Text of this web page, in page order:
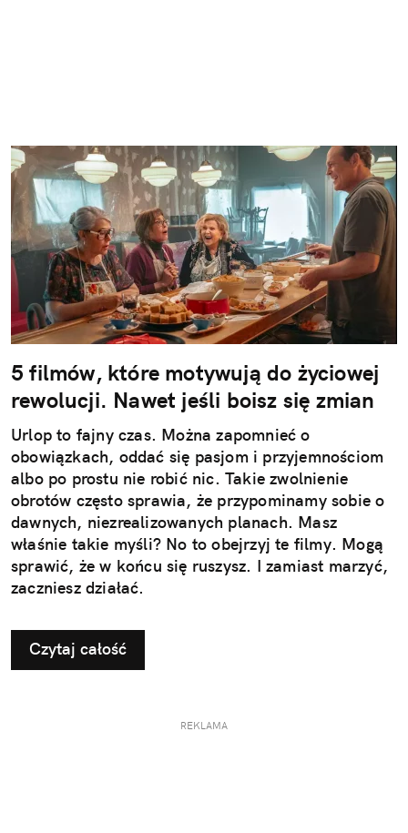
5 filmów, które motywują do życiowej
rewolucji. Nawet jeśli boisz się zmian
Urlop to fajny czas. Można zapomnieć o
obowiązkach, oddać się pasjom i przyjemnościom
albo po prostu nie robić nic. Takie zwolnienie
obrotów często sprawia, że przypominamy sobie o
dawnych, niezrealizowanych planach. Masz
właśnie takie myśli? No to obejrzyj te filmy. Mogą
sprawić, że w końcu się ruszysz. I zamiast marzyć,
zaczniesz działać.
Czytaj całość
REKLAMA